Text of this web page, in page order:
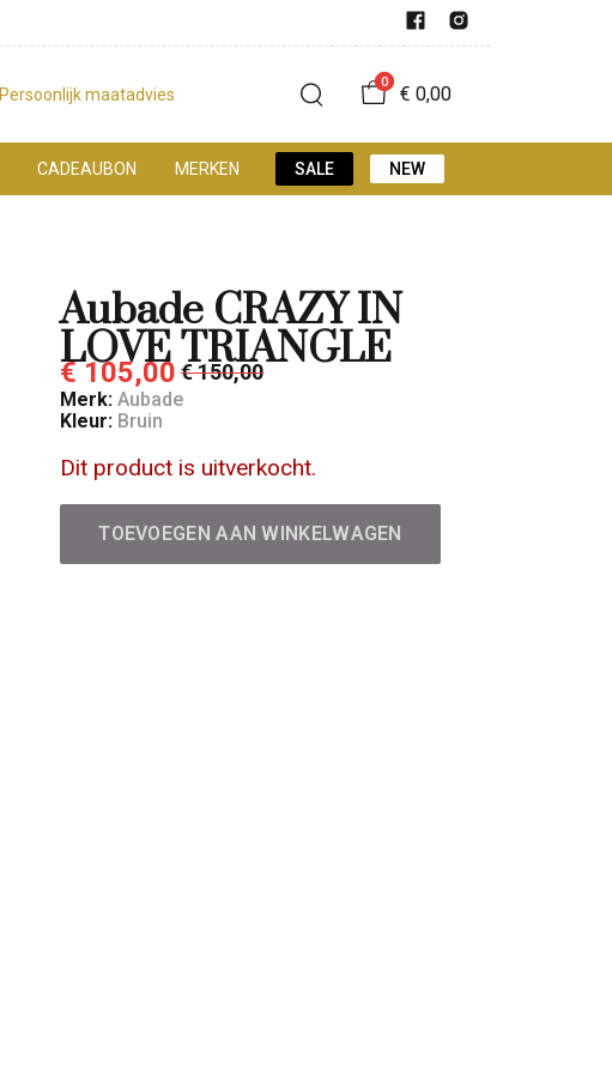
Persoonlijk maatadvies
0
€ 0,00
CADEAUBON MERKEN SALE NEW
Aubade CRAZY IN
LOVE TRIANGLE
€ 105,00 € 150,00
Merk: Aubade
Kleur: Bruin
Dit product is uitverkocht.
TOEVOEGEN AAN WINKELWAGEN